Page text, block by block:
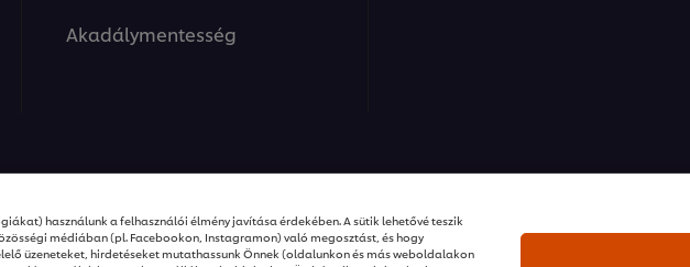
Akadálymentesség
használunk a felhasználói élmény javítása érdekében. A sütik lehetővé teszik
médiában (pl. Facebookon, Instagramon) való megosztást, és hogy
üzeneteket, hirdetéseket mutathassunk Önnek (oldalunkon és más weboldalakon